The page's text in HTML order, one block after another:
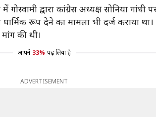
द्वारा कांग्रेस अध्यक्ष सोनिया
रूप देने का मामला भी दर्ज कराया था।
की थी।
आपने 33% पढ़ लिया है
ADVERTISEMENT